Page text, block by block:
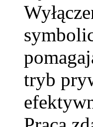
tryb